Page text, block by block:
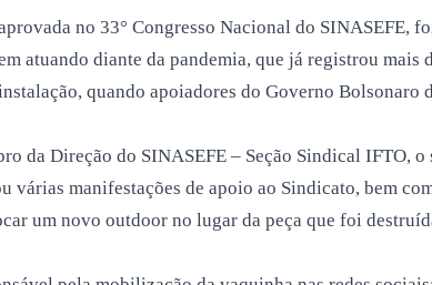
no 33° Congresso Nacional do
atuando diante da pandemia, que já registrou
quando apoiadores do Governo
da Direção do SINASEFE – Seção Sindical IFTO,
várias manifestações de apoio ao Sindicato, bem
um novo outdoor no lugar da peça que foi